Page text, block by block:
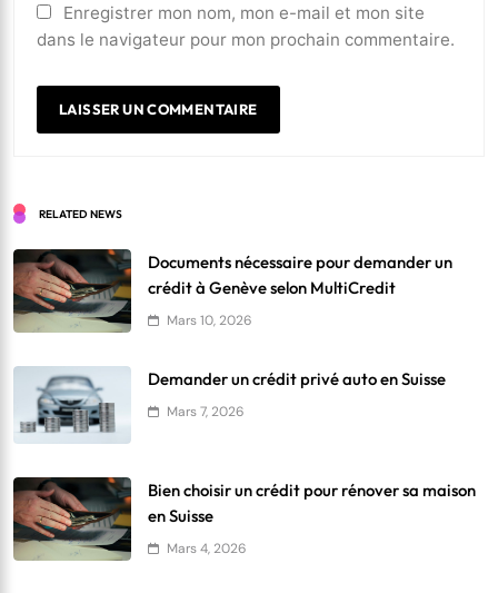
Enregistrer mon nom, mon e-mail et mon site
dans le navigateur pour mon prochain commentaire.
RELATED NEWS
Documents nécessaire pour demander un
crédit à Genève selon MultiCredit
Mars 10, 2026
Demander un crédit privé auto en Suisse
Mars 7, 2026
Bien choisir un crédit pour rénover sa maison
en Suisse
Mars 4, 2026